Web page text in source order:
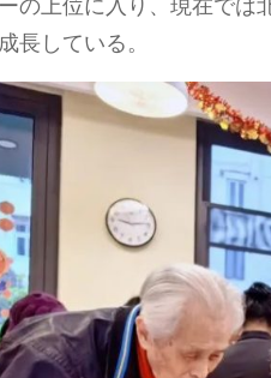
長している。